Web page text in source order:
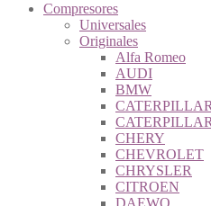
Compresores
Universales
Originales
Alfa Romeo
AUDI
BMW
CATERPILLAR
CHERY
CHEVROLET
CHRYSLER
CITROEN
DAEWO